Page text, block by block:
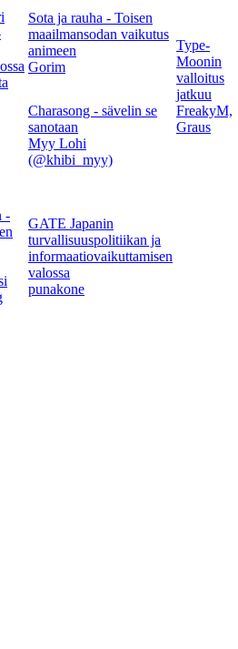
Sota ja rauha - Toisen
maailmansodan vaikutus
animeen
Gorim
Type-
Moonin
valloitus
jatkuu
FreakyM,
Graus
Charasong - sävelin se
sanotaan
Myy Lohi
(@khibi_myy)
-
GATE Japanin
turvallisuuspolitiikan ja
informaatiovaikuttamisen
valossa
punakone